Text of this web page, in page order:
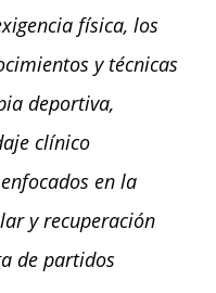
física, los
y técnicas
deportiva,
clínico
en la
y recuperación
de partidos